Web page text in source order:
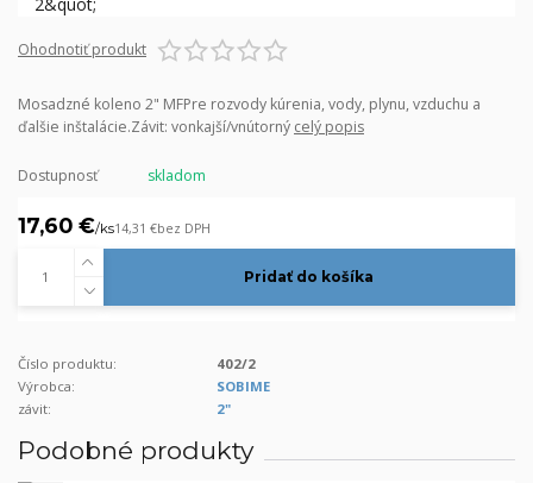
Ohodnotiť produkt
Mosadzné koleno 2" MFPre rozvody kúrenia, vody, plynu, vzduchu a
ďalšie inštalácie.Závit: vonkajší/vnútorný celý popis
Dostupnosť skladom
17,60 €/ks14,31 €bez DPH
Pridať do košíka
Číslo produktu:
402/2
Výrobca:
SOBIME
závit:
2"
Podobné produkty